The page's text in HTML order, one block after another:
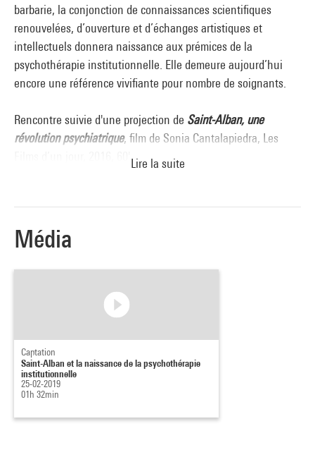
barbarie, la conjonction de connaissances scientifiques
renouvelées, d’ouverture et d’échanges artistiques et
intellectuels donnera naissance aux prémices de la
psychothérapie institutionnelle. Elle demeure aujourd’hui
encore une référence vivifiante pour nombre de soignants.
Rencontre suivie d'une projection de Saint-Alban, une
révolution psychiatrique, film de Sonia Cantalapiedra, Les
Films d’un jour, 2016, 60'.
Benjamin Royer, psychologue clinicien, secteur Asnières-sur-
Seine
Pierre Delion
émérite à l’université Lille 2
Éric Favereau, journaliste à Libération
Lire la suite
Média
Captation
Saint-Alban et la naissance de la psychothérapie
institutionnelle
25-02-2019
01h 32min